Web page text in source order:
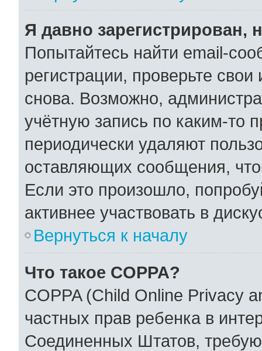
Я давно зарегистрирован,
Попытайтесь найти email-
регистрации, проверьте
снова. Возможно,
учётную запись по каким-то
периодически удаляют
оставляющих сообщения,
Если это произошло,
активнее участвовать в
Вернуться к началу
Что такое COPPA?
COPPA (Child Online Privacy
частных прав ребенка в
Соединенных Штатов,